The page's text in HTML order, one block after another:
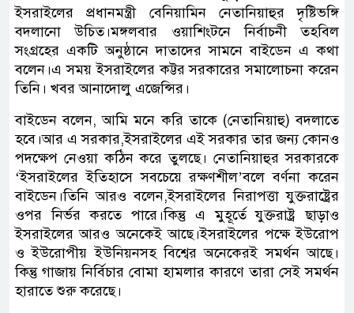
ইসরাইলের প্রধানমন্ত্রী বেনিয়ামিন নেতানিয়াহুর দৃষ্টিভঙ্গি
বদলানো উচিত।মঙ্গলবার ওয়াশিংটনে নির্বাচনী তহবিল
সংগ্রহের একটি অনুষ্ঠানে দাতাদের সামনে বাইডেন এ কথা
বলেন।এ সময় ইসরাইলের কট্টর সরকারের সমালোচনা করেন
তিনি। খবর আনাদোলু এজেন্সির।
বাইডেন বলেন, আমি মনে করি তাকে (নেতানিয়াহু) বদলাতে
হবে।আর এ সরকার,ইসরাইলের এই সরকার তার জন্য কোনও
পদক্ষেপ নেওয়া কঠিন করে তুলছে। নেতানিয়াহুর সরকারকে
‘ইসরাইলের ইতিহাসে সবচেয়ে রক্ষণশীল’বলে বর্ণনা করেন
বাইডেন।তিনি আরও বলেন,ইসরাইলের নিরাপত্তা যুক্তরাষ্ট্রের
ওপর নির্ভর করতে পারে।কিন্তু এ মুহূর্তে যুক্তরাষ্ট্র ছাড়াও
ইসরাইলের আরও অনেকেই আছে।ইসরাইলের পক্ষে ইউরোপ
ও ইউরোপীয় ইউনিয়নসহ বিশ্বের অনেকেরই সমর্থন আছে।
কিন্তু গাজায় নির্বিচার বোমা হামলার কারণে তারা সেই সমর্থন
হারাতে শুরু করেছে।